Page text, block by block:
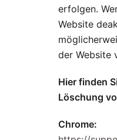
erfolgen.
Website
der Website
Hier finden
Löschung
Chrome: